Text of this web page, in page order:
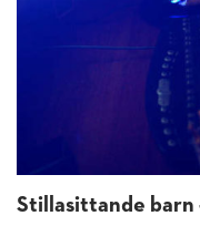
Stillasittande barn